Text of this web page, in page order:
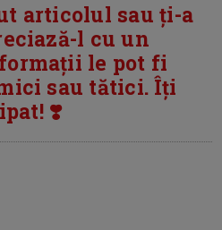
articolul sau ți-a
l cu un
le pot fi
sau tătici. Îți
❣️